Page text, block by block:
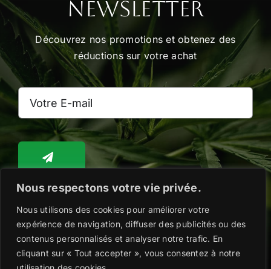
Nous respectons votre vie privée.
Nous utilisons des cookies pour améliorer votre
expérience de navigation, diffuser des publicités ou des
contenus personnalisés et analyser notre trafic. En
cliquant sur « Tout accepter », vous consentez à notre
Newsletter
Découvrez nos promotions et obtenez des
réductions sur votre achat
Toggle
Navigation
WooCommerce Cart
Copyright @2026 |
Mentions légales